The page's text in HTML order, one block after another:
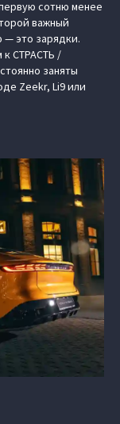
сотню менее
важный
— это зарядки.
к СТРАСТЬ /
заняты
Zeekr, Li9 или